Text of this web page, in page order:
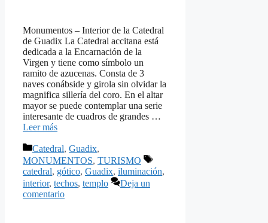
Monumentos – Interior de la Catedral
de Guadix La Catedral accitana está
dedicada a la Encarnación de la
Virgen y tiene como símbolo un
ramito de azucenas. Consta de 3
naves conábside y girola sin olvidar la
magnifica sillería del coro. En el altar
mayor se puede contemplar una serie
interesante de cuadros de grandes …
Leer más
Categorías
Catedral, Guadix,
MONUMENTOS, TURISMO
Etiquetas
catedral, gótico, Guadix, iluminación,
interior, techos, templo
Deja un
comentario